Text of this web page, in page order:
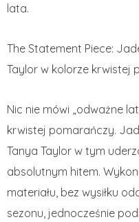
lata.
The Statement Piece:
Taylor w kolorze krwistej
Nic nie mówi „odważne
krwistej pomarańczy.
Tanya Taylor w tym
absolutnym hitem.
materiału, bez wysiłku
sezonu, jednocześnie